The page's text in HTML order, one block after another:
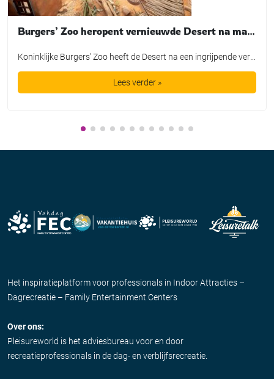
Burgers’ Zoo heropent vernieuwde Desert na maandenlange verbouwing
Lees verder »
Het inspiratieplatform voor professionals in Indoor Attracties –
Dagrecreatie – Family Entertainment Centers
Over ons:
Pleisureworld is het adviesbureau voor en door
recreatieprofessionals in de dag- en verblijfsrecreatie.